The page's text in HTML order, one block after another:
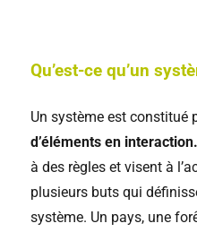
Qu’est-ce qu’un
Un système est constitué
d’éléments en interaction.
à des règles et visent à
plusieurs buts qui
système. Un pays, une